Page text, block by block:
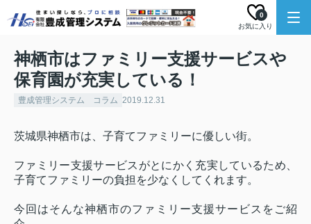
お気に入り
0
神栖市はファミリー支援サービスや
保育園が充実している！
豊成管理システム コラム 2019.12.31
茨城県神栖市は、子育てファミリーに優しい街。
ファミリー支援サービスがとにかく充実しているため、
子育てファミリーの負担を少なくしてくれます。
今回はそんな神栖市のファミリー支援サービスをご紹